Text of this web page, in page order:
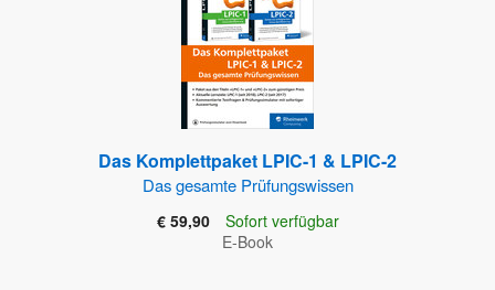
Das Komplettpaket LPIC-1 & LPIC-2
Das gesamte Prüfungswissen
€ 59,90
Sofort verfügbar
E-Book